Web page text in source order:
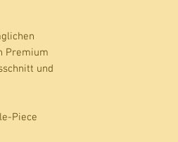
Premium
und
Piece